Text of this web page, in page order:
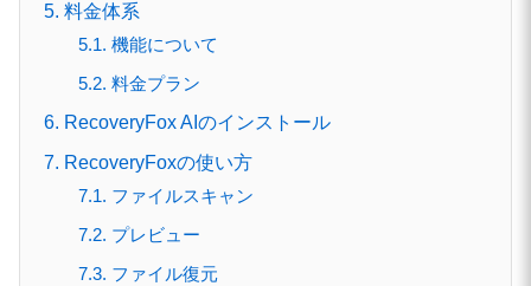
5. 料金体系
5.1. 機能について
5.2. 料金プラン
6. RecoveryFox AIのインストール
7. RecoveryFoxの使い方
7.1. ファイルスキャン
7.2. プレビュー
7.3. ファイル復元